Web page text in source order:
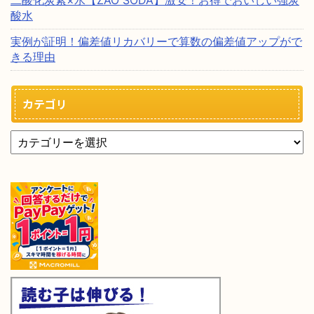
酸水
実例が証明！偏差値リカバリーで算数の偏差値アップがで
きる理由
カテゴリ